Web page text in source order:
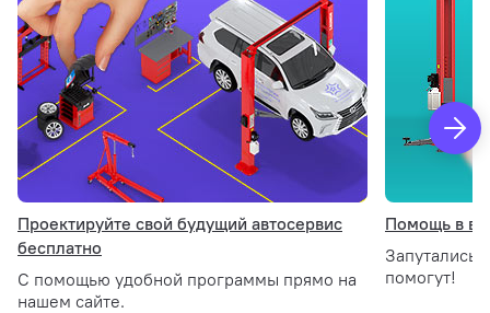
Проектируйте свой будущий автосервис
бесплатно
С помощью удобной программы прямо на
нашем сайте.
Помощь в
Запутались
помогут!